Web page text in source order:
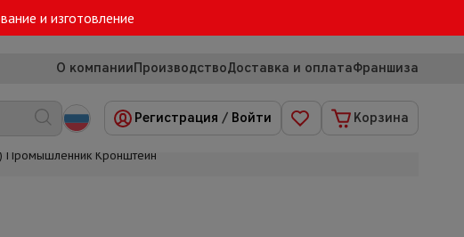
и изготовление
О компанииПроизводствоДоставка и оплатаФраншиза
Регистрация / Войти Корзина
Промышленник Кронштейн